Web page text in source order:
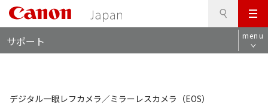
メ
ニ
ュ
サポート menu
デジタル一眼レフカメラ／ミラーレスカメラ（EOS）